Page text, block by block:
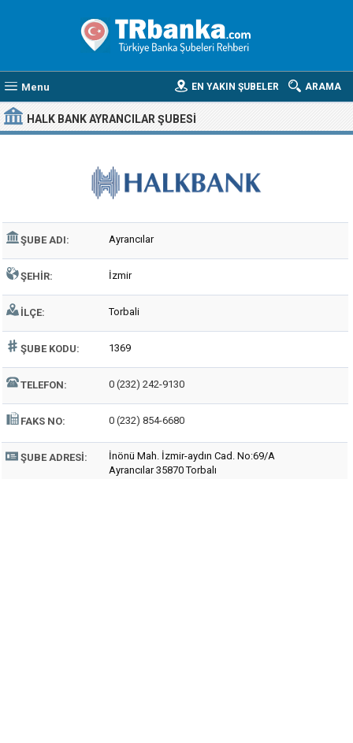
Menu ARAMA
EN YAKIN ŞUBELER
HALK BANK AYRANCILAR ŞUBESI
ŞUBE ADI: Ayrancılar
ŞEHIR: İzmir
İLÇE: Torbali
ŞUBE KODU: 1369
TELEFON: 0 (232) 242-9130
FAKS NO: 0 (232) 854-6680
ŞUBE ADRESI:
İnönü Mah. İzmir-aydın Cad. No:69/A
Ayrancılar 35870 Torbalı